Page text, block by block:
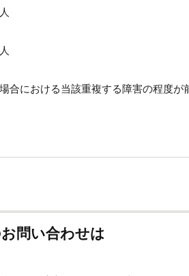
合における当該重複する障害の程度
問い合わせは